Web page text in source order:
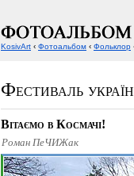
Фестиваль
Вітаємо в Космачі!
Роман ПеЧИЖак
KosivArt ‹ Фотоальбом ‹ Фольклор